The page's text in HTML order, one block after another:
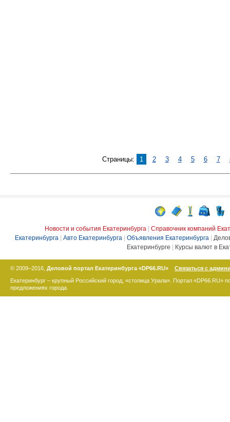
Страницы: 1 2 3 4 5 6 7
Новости и события Екатеринбурга
Справочник компаний
Екатеринбурга
Авто Екатеринбурга Объявления Екатеринбурга
Екатеринбурге
Курсы валют в
© 2009–2016, Деловой портал Екатеринбурга «DP66.RU»
Связаться с
Екатеринбург – крупный Российский город, «столица Урала». Портал «DP66.RU»
предложениях города.